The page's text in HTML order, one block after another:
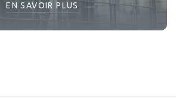
EN SAVOIR PLUS